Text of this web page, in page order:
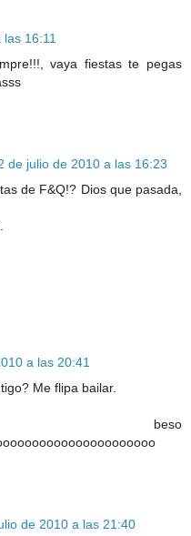
las 16:11
vaya fiestas te pegas
de julio de 2010 a las 16:23
de F&Q!? Dios que pasada,
a las 20:41
Me flipa bailar.
de 2010 a las 21:40